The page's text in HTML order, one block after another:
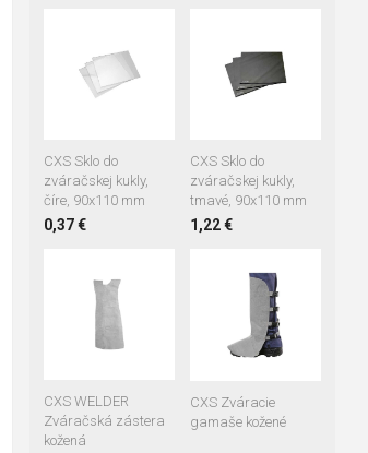
CXS Sklo do
zváračskej kukly,
číre, 90x110 mm
0,37 €
CXS Sklo do
zváračskej kukly,
tmavé, 90x110 mm
1,22 €
Tmavost č. 10
Tmavost č. 11
Tmavost č. 12
CXS WELDER
Zváračská zástera
kožená
CXS Zváracie
gamaše kožené